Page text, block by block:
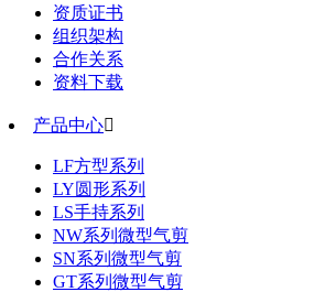
资质证书
组织架构
合作关系
资料下载
产品中心
LF方型系列
LY圆形系列
LS手持系列
NW系列微型气剪
SN系列微型气剪
GT系列微型气剪